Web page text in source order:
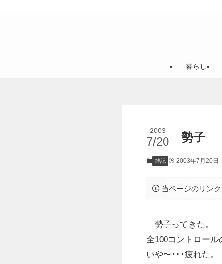
暮らし
勢子
2003
7/20
雑記 2003年7月20日
当ページのリン
勢子ってきた。
全100コントロール
いや〜･･･疲れた。